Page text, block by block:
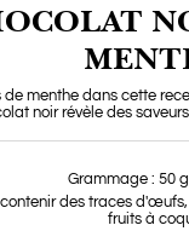
de menthe dans cette
noir révèle des
Grammage : 50
des traces
fruits à